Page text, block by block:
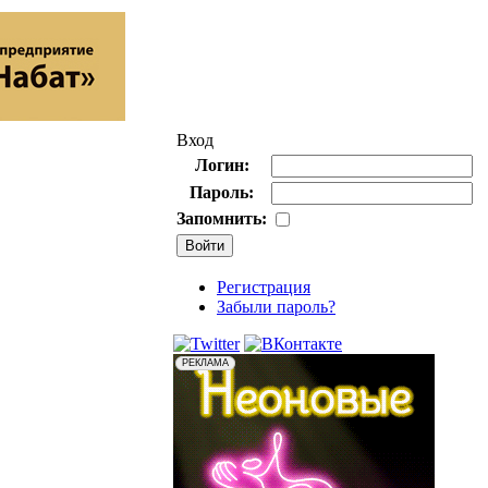
Вход
Логин:
Пароль:
Запомнить:
Регистрация
Забыли пароль?